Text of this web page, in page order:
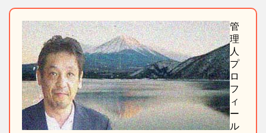
管
理
人
プ
ロ
フ
ィ
ー
ル